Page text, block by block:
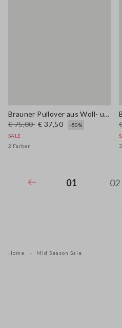
Brauner Pullover aus Woll- und Baumwollmischung im Regular Fit
€ 75,00 € 37,50
-50%
SALE
2 Farben
01 02
Home Mid Season Sale